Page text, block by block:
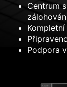
Centrum
Podpora